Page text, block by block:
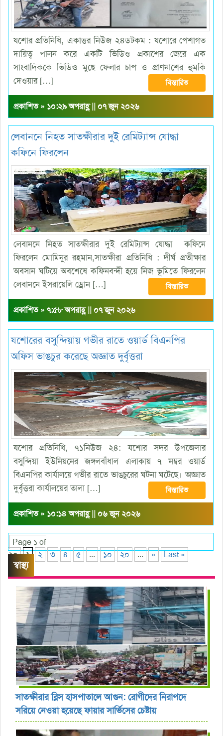
যশোর প্রতিনিধি, একাত্তর নিউজ ২৪ডটকম : যশোরে পেশাগত
দায়িত্ব পালন করে একটি ভিডিও প্রকাশের জেরে এক
সাংবাদিককে ভিডিও মুছে ফেলার চাপ ও প্রাণনাশের হুমকি
দেওয়ার […]
বিস্তারিত
প্রকাশিত » ১০:২৯ অপরাহ্ণ || ০৭ জুন ২০২৬
লেবাননে নিহত সাতক্ষীরার দুই রেমিট্যান্স যোদ্ধা
কফিনে ফিরলেন
লেবাননে নিহত সাতক্ষীরার দুই রেমিট্যান্স যোদ্ধা কফিনে
ফিরলেন মোমিনুর রহমান,সাতক্ষীরা প্রতিনিধি : দীর্ঘ প্রতীক্ষার
অবসান ঘটিয়ে অবশেষে কফিনবন্দী হয়ে নিজ ভূমিতে ফিরলেন
লেবাননে ইসরায়েলি ড্রোন […]
বিস্তারিত
প্রকাশিত » ৭:৫৮ অপরাহ্ণ || ০৭ জুন ২০২৬
যশোরের বসুন্দিয়ায় গভীর রাতে ওয়ার্ড বিএনপির
অফিস ভাঙচুর করেছে অজ্ঞাত দুর্বৃত্তরা
যশোর প্রতিনিধি, ৭১নিউজ ২৪: যশোর সদর উপজেলার
বসুন্দিয়া ইউনিয়নের জঙ্গলবাঁধাল এলাকায় ৭ নম্বর ওয়ার্ড
বিএনপির কার্যালয়ে গভীর রাতে ভাঙচুরের ঘটনা ঘটেছে। অজ্ঞাত
দুর্বৃত্তরা কার্যালয়ের তালা […]
বিস্তারিত
প্রকাশিত » ১০:১৪ অপরাহ্ণ || ০৬ জুন ২০২৬
Page ১ of
২০
১ ২ ৩ ৪ ৫ ... ১০ ২০ ... » Last »
স্বাস্থ্য
সাতক্ষীরার ব্লিস হাসপাতালে আগুন: রোগীদের নিরাপদে
সরিয়ে নেওয়া হয়েছে ফায়ার সার্ভিসের চেষ্টায়